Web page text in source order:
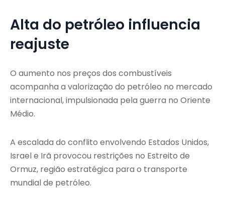
Alta do petróleo influencia
reajuste
O aumento nos preços dos combustíveis
acompanha a valorização do petróleo no mercado
internacional, impulsionada pela guerra no Oriente
Médio.
A escalada do conflito envolvendo Estados Unidos,
Israel e Irã provocou restrições no Estreito de
Ormuz, região estratégica para o transporte
mundial de petróleo.